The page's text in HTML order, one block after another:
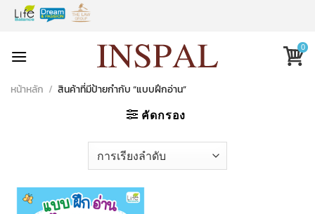
Skip
0
หน้าหลัก / สินค้าที่มีป้ายกำกับ “แบบฝึกอ่าน”
คัดกรอง